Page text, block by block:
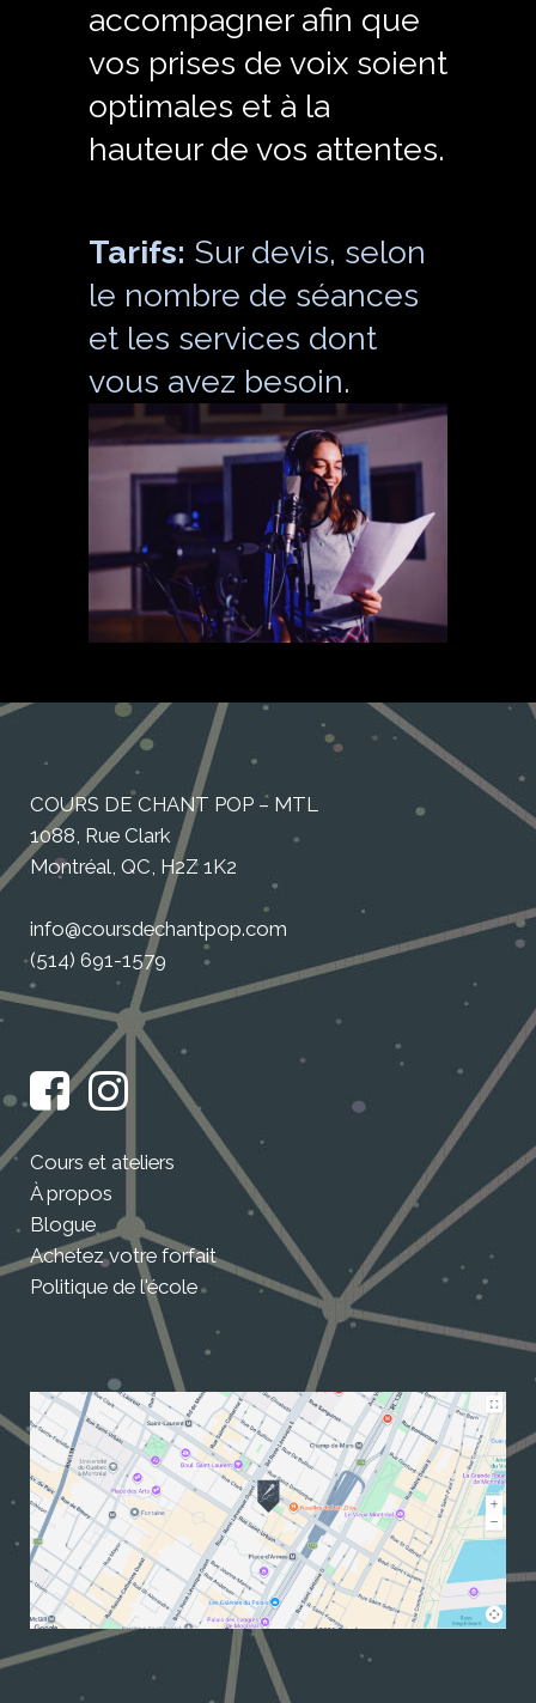
accompagner afin que
vos prises de voix soient
optimales et à la
hauteur de vos attentes.
Tarifs: Sur devis, selon
le nombre de séances
et les services dont
vous avez besoin.
COURS DE CHANT POP – MTL
1088, Rue Clark
Montréal, QC, H2Z 1K2
info@coursdechantpop.com
(514) 691-1579
Cours et ateliers
À propos
Blogue
Achetez votre forfait
Politique de l'école